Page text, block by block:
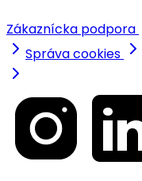
Zákaznícka podpora
Správa cookies